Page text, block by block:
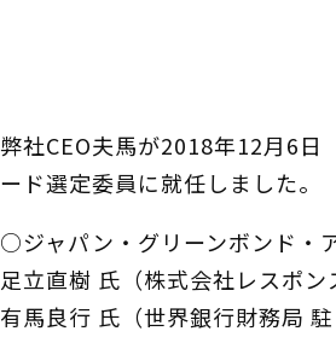
弊社CEO夫馬が2018年12月6日
ード選定委員に就任しました。
○ジャパン・グリーンボンド・
足立直樹 氏（株式会社レスポン
有馬良行 氏（世界銀行財務局 駐